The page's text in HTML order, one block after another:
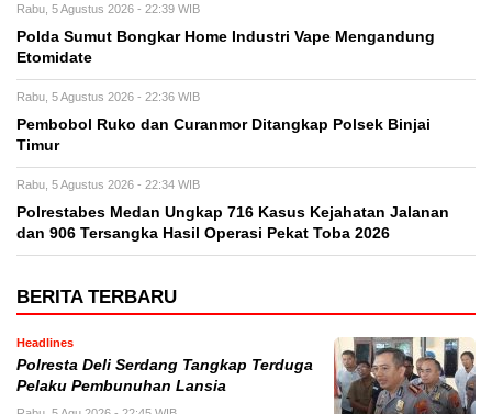
Rabu, 5 Agustus 2026 - 22:39 WIB
Polda Sumut Bongkar Home Industri Vape Mengandung
Etomidate
Rabu, 5 Agustus 2026 - 22:36 WIB
Pembobol Ruko dan Curanmor Ditangkap Polsek Binjai
Timur
Rabu, 5 Agustus 2026 - 22:34 WIB
Polrestabes Medan Ungkap 716 Kasus Kejahatan Jalanan
dan 906 Tersangka Hasil Operasi Pekat Toba 2026
BERITA TERBARU
Headlines
Polresta Deli Serdang Tangkap Terduga
Pelaku Pembunuhan Lansia